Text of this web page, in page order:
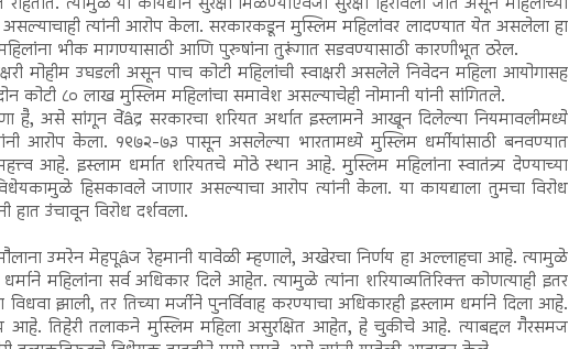
त्यांनी आरोप केला. सरकारकडून मुस्लिम महिलांवर लादण्यात येत असलेला हा
भीक मागण्यासाठी आणि पुरुषांना तुरूंगात सडवण्यासाठी कारणीभूत ठरेल.
मोहीम उघडली असून पाच कोटी महिलांची स्वाक्षरी असलेले निवेदन महिला आयोगासह
कोटी ८० लाख मुस्लिम महिलांचा समावेश असल्याचेही नोमानी यांनी सांगितले.
असे सांगून वेंâद्र सरकारचा शरियत अर्थात इस्लामने आखून दिलेल्या नियमावलीमध्ये
आरोप केला. १९७२-७३ पासून असलेल्या भारतामध्ये मुस्लिम धर्मीयांसाठी बनवण्यात
आहे. इस्लाम धर्मात शरियतचे मोठे स्थान आहे. मुस्लिम महिलांना स्वातंत्र्य देण्याच्या
हिसकावले जाणार असल्याचा आरोप त्यांनी केला. या कायद्याला तुमचा विरोध
उंचावून विरोध दर्शवला.
उमरेन मेहपूâज रेहमानी यावेळी म्हणाले, अखेरचा निर्णय हा अल्लाहचा आहे. त्यामुळे
महिलांना सर्व अधिकार दिले आहेत. त्यामुळे त्यांना शरियाव्यतिरिक्त कोणत्याही इतर
विधवा झाली, तर तिच्या मर्जीने पुनर्विवाह करण्याचा अधिकारही इस्लाम धर्माने दिला आहे.
आहे. तिहेरी तलाकने मुस्लिम महिला असुरक्षित आहेत, हे चुकीचे आहे. त्याबद्दल गैरसमज